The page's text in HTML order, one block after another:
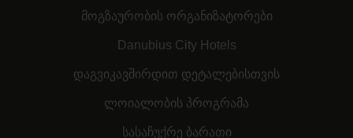
მოგზაურობის ორგანიზატორები
Danubius City Hotels
დაგვიკავშირდით დეტალებისთვის
ლოიალობის პროგრამა
სასაჩუქრე ბარათი